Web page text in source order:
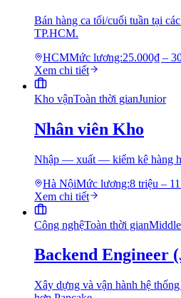
Bán hàng ca tối/cuối tuần tại
TP.HCM.
HCMMức lương:25.000₫ –
Xem chi tiết
Kho vậnToàn thời gianJunior
Nhân viên Kho
Nhập — xuất — kiểm kê hàng
Hà NộiMức lương:8 triệu –
Xem chi tiết
Công nghệToàn thời gianMiddle
Backend Engineer
Xây dựng và vận hành hệ